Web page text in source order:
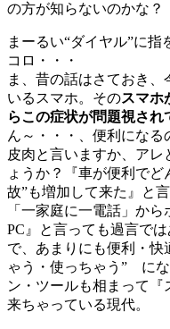
の方が知らないのかな？
まーるい“ダイヤル”に
コロ・・・
ま、昔の話はさておき
いるスマホ。そのスマホ
らこの症状が問題視され
ん～・・・、便利にな
皮肉と言いますか、ア
ょうか？『車が便利で
故”も増加して来た』と言
「一家庭に一電話」か
PC』と言っても過言では
で、あまりにも便利・
ゃう・使っちゃう” に
ン・ツールも相まって
来ちゃっている現代。